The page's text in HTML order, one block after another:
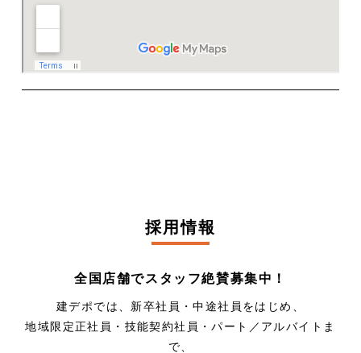
採用情報
全国店舗でスタッフ絶賛募集中！
建デポでは、新卒社員・中途社員をはじめ、
地域限定正社員・技能契約社員・パート／アルバイトま
で、